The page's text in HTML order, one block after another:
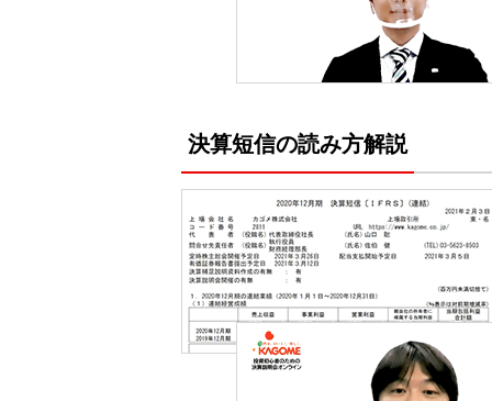
決算短信の読み方解説